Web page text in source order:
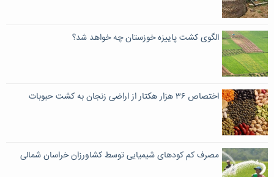
الگوی کشت پاییزه خوزستان چه خواهد شد؟
اختصاص ۳۶ هزار هکتار از اراضی زنجان به کشت حبوبات
مصرف کم کودهای شیمیایی توسط کشاورزان خراسان شمالی